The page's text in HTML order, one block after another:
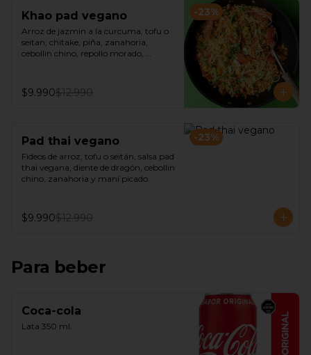
-23%
Khao pad vegano
Arroz de jazmin a la curcuma, tofu o
seitan, chitake, piña, zanahoria,
cebollin chino, repollo morado,
$9.990$12.990
-23%
Pad thai vegano
Fideos de arroz, tofu o seitán, salsa pad
thai vegana, diente de dragón, cebollin
chino, zanahoria y maní picado.
$9.990$12.990
Para beber
Coca-cola
Lata 350 ml.